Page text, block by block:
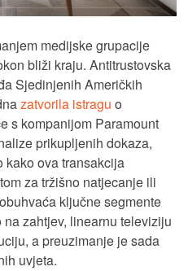
medijske grupacije
bliži kraju. Antitrustovska
Sjedinjenih Američkih
zatvorila istragu o
s kompanijom Paramount
prikupljenih dokaza,
kako ova transakcija
za tržišno natjecanje ili
ključne segmente
zahtjev, linearnu televiziju
a preuzimanje je sada
uvjeta.